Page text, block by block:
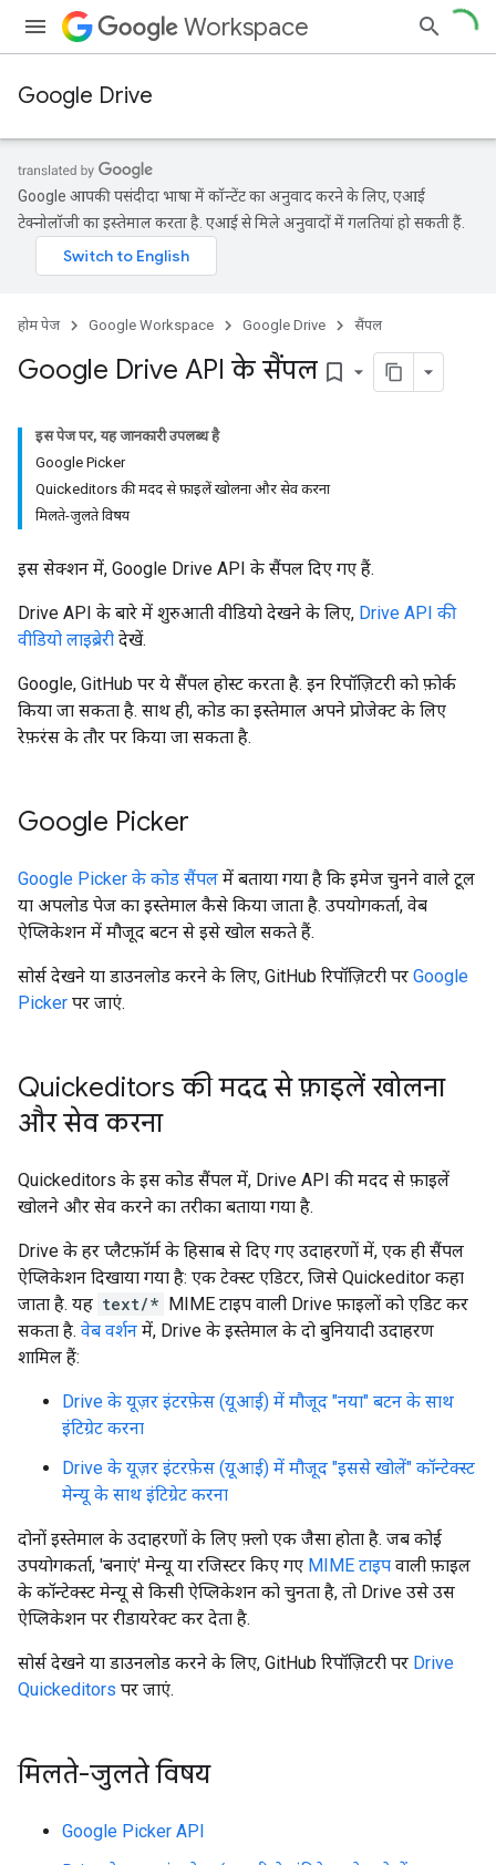
Workspace
Google Drive
Google आपकी पसंदीदा भाषा में कॉन्टेंट का अनुवाद करने के लिए, एआई
टेक्नोलॉजी का इस्तेमाल करता है. एआई से मिले अनुवादों में गलतियां हो सकती हैं.
होम पेज Google Workspace Google Drive सैंपल
Google Drive API के सैंपल bookmark_border
इस पेज पर, यह जानकारी उपलब्ध है
Google Picker
Quickeditors की मदद से फ़ाइलें खोलना और सेव करना
मिलते-जुलते विषय
इस सेक्शन में, Google Drive API के सैंपल दिए गए हैं.
Drive API के बारे में शुरुआती वीडियो देखने के लिए, Drive API की
वीडियो लाइब्रेरी देखें.
Google, GitHub पर ये सैंपल होस्ट करता है. इन रिपॉज़िटरी को फ़ोर्क
किया जा सकता है. साथ ही, कोड का इस्तेमाल अपने प्रोजेक्ट के लिए
रेफ़रंस के तौर पर किया जा सकता है.
Google Picker
Google Picker के कोड सैंपल में बताया गया है कि इमेज चुनने वाले टूल
या अपलोड पेज का इस्तेमाल कैसे किया जाता है. उपयोगकर्ता, वेब
ऐप्लिकेशन में मौजूद बटन से इसे खोल सकते हैं.
सोर्स देखने या डाउनलोड करने के लिए, GitHub रिपॉज़िटरी पर Google
Picker पर जाएं.
Quickeditors की मदद से फ़ाइलें खोलना
और सेव करना
Quickeditors के इस कोड सैंपल में, Drive API की मदद से फ़ाइलें
खोलने और सेव करने का तरीका बताया गया है.
Drive के हर प्लैटफ़ॉर्म के हिसाब से दिए गए उदाहरणों में, एक ही सैंपल
ऐप्लिकेशन दिखाया गया है: एक टेक्स्ट एडिटर, जिसे Quickeditor कहा
जाता है. यह text/* MIME टाइप वाली Drive फ़ाइलों को एडिट कर
सकता है. वेब वर्शन में, Drive के इस्तेमाल के दो बुनियादी उदाहरण
शामिल हैं:
Drive के यूज़र इंटरफ़ेस (यूआई) में मौजूद "नया" बटन के साथ
इंटिग्रेट करना
Drive के यूज़र इंटरफ़ेस (यूआई) में मौजूद "इससे खोलें" कॉन्टेक्स्ट
मेन्यू के साथ इंटिग्रेट करना
दोनों इस्तेमाल के उदाहरणों के लिए फ़्लो एक जैसा होता है. जब कोई
उपयोगकर्ता, 'बनाएं' मेन्यू या रजिस्टर किए गए MIME टाइप वाली फ़ाइल
के कॉन्टेक्स्ट मेन्यू से किसी ऐप्लिकेशन को चुनता है, तो Drive उसे उस
ऐप्लिकेशन पर रीडायरेक्ट कर देता है.
सोर्स देखने या डाउनलोड करने के लिए, GitHub रिपॉज़िटरी पर Drive
Quickeditors पर जाएं.
मिलते-जुलते विषय
Google Picker API